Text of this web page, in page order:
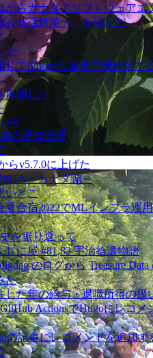
からカナダでソフトウェアエ
＆就活対策〜」を読んだ
た
てiPhoneを海外で機種変す
再開した
PR
の通知管理
らv5.7.0に上げた
RTA～カナダ編～
いとこ
夏合宿2022でMLインフラ運
を振り返って
に屋 #81,82 宇治拾遺物語
のログから Treasure
た
した年の給与・退職所得の扱
ActionsでHugoにレコメ
の記事にレコメンドを追加す